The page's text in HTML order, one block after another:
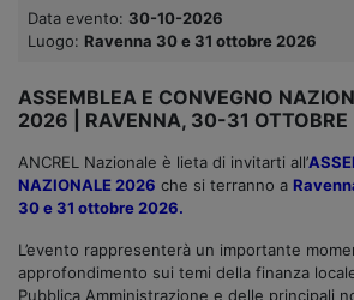
Data evento: 30-10-2026
Luogo: Ravenna 30 e 31 ottobre 2026
ASSEMBLEA E CONVEGNO
2026 | RAVENNA, 30-31 OTTOBRE
ANCREL Nazionale è lieta di invitarti all’
NAZIONALE 2026 che si terranno a
30 e 31 ottobre 2026.
L’evento rappresenterà un importante
approfondimento sui temi della finanza
Pubblica Amministrazione e delle principali